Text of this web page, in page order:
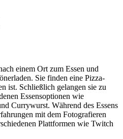
einem Ort zum Essen und
Sie finden eine Pizza-
ist. Schließlich gelangen sie zu
Essensoptionen wie
Currywurst. Während des Essens
mit dem Fotografieren
Plattformen wie Twitch